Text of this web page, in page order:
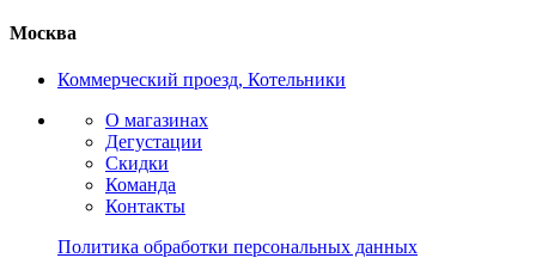
Москва
Коммерческий проезд, Котельники
О магазинах
Дегустации
Скидки
Команда
Контакты
Политика обработки персональных данных